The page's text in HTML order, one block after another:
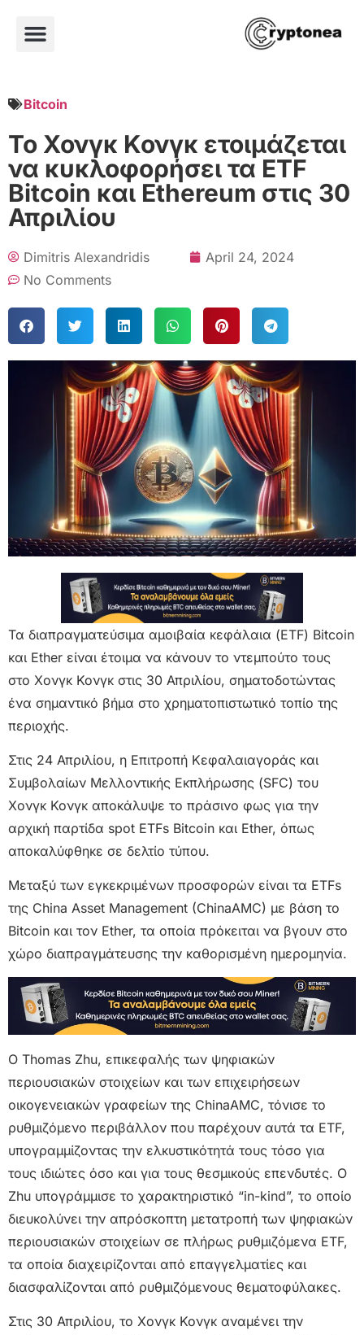
Bitcoin
Το Χονγκ Κονγκ ετοιμάζεται
να κυκλοφορήσει τα ETF
Bitcoin και Ethereum στις 30
Απριλίου
Dimitris Alexandridis
April 24, 2024
No Comments
Τα διαπραγματεύσιμα αμοιβαία κεφάλαια (ETF) Bitcoin
και Ether είναι έτοιμα να κάνουν το ντεμπούτο τους
στο Χονγκ Κονγκ στις 30 Απριλίου, σηματοδοτώντας
ένα σημαντικό βήμα στο χρηματοπιστωτικό τοπίο της
περιοχής.
Στις 24 Απριλίου, η Επιτροπή Κεφαλαιαγοράς και
Συμβολαίων Μελλοντικής Εκπλήρωσης (SFC) του
Χονγκ Κονγκ αποκάλυψε το πράσινο φως για την
αρχική παρτίδα spot ETFs Bitcoin και Ether, όπως
αποκαλύφθηκε σε δελτίο τύπου.
Μεταξύ των εγκεκριμένων προσφορών είναι τα ETFs
της China Asset Management (ChinaAMC) με βάση το
Bitcoin και τον Ether, τα οποία πρόκειται να βγουν στο
χώρο διαπραγμάτευσης την καθορισμένη ημερομηνία.
Ο Thomas Zhu, επικεφαλής των ψηφιακών
περιουσιακών στοιχείων και των επιχειρήσεων
οικογενειακών γραφείων της ChinaAMC, τόνισε το
ρυθμιζόμενο περιβάλλον που παρέχουν αυτά τα ETF,
υπογραμμίζοντας την ελκυστικότητά τους τόσο για
τους ιδιώτες όσο και για τους θεσμικούς επενδυτές. Ο
Zhu υπογράμμισε το χαρακτηριστικό “in-kind”, το οποίο
διευκολύνει την απρόσκοπτη μετατροπή των ψηφιακών
περιουσιακών στοιχείων σε πλήρως ρυθμιζόμενα ETF,
τα οποία διαχειρίζονται από επαγγελματίες και
διασφαλίζονται από ρυθμιζόμενους θεματοφύλακες.
Στις 30 Απριλίου, το Χονγκ Κονγκ αναμένει την